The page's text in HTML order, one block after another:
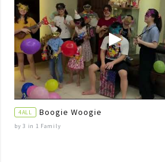
4ALL Boogie Woogie
by 3 in 1 Family